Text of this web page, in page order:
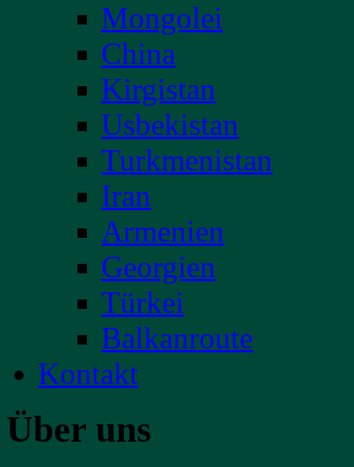
Mongolei
China
Kirgistan
Usbekistan
Turkmenistan
Iran
Armenien
Georgien
Türkei
Balkanroute
Kontakt
Über uns